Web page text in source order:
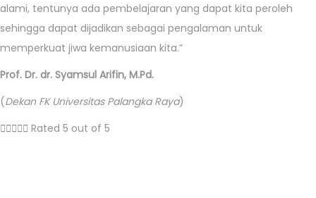
alami, tentunya ada pembelajaran yang dapat kita peroleh
sehingga dapat dijadikan sebagai pengalaman untuk
memperkuat jiwa kemanusiaan kita.”
Prof. Dr. dr. Syamsul Arifin, M.Pd.
(Dekan FK Universitas Palangka Raya)
 Rated 5 out of 5